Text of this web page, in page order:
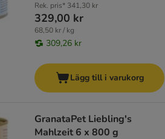
Rek. pris* 341,30 kr
329,00 kr
68,50 kr / kg
309,26 kr
Lägg till i varukorg
GranataPet Liebling's
Mahlzeit 6 x 800 g